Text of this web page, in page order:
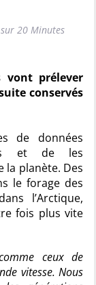
20 Minutes
vont prélever
conservés
de données
et de les
la planète. Des
le forage des
l’Arctique,
fois plus vite
ceux de
vitesse. Nous